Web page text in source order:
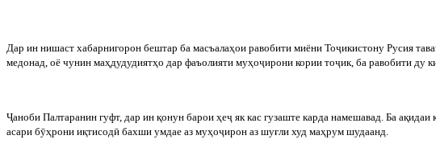
Дар ин нишаст хабарнигорон бештар ба масъалаҳои равобити миёни Тоҷикистону Русия тава
медонад, оё чунин маҳдудудиятҳо дар фаъолияти муҳоҷирони кории тоҷик, ба равобити ду
Ҷаноби Палтаранин гуфт, дар ин қонун барои ҳеҷ як кас гузаште карда намешавад. Ба
асари бӯҳрони иқтисодӣ бахши умдае аз муҳоҷирон аз шуғли худ маҳрум шудаанд.